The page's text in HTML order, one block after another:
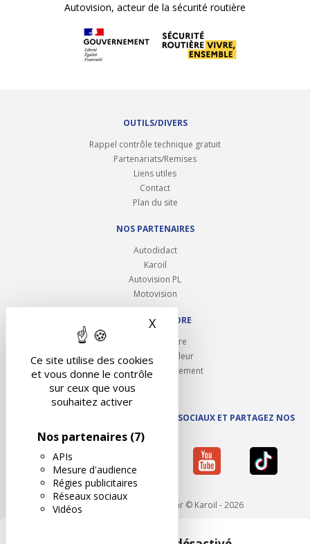
Ce site utilise des cookies
et vous donne le contrôle
sur ceux que vous
souhaitez activer
Nos partenaires (7)
APIs
Mesure d'audience
Régies publicitaires
Réseaux sociaux
Vidéos
X Masquer le bandeau des
Autovision, acteur de la sécurité routière
OUTILS/DIVERS
Rappel contrôle technique gratuit
Partenariats/Remises
Liens utiles
Contact
Plan du site
NOS PARTENAIRES
Autodidact
Karoil
Autovision PL
Motovision
NOUS REJOINDRE
Ouvrir un centre
Devenez contrôleur
Carrières et recrutement
SUIVEZ AUTOVISION SUR LES RÉSEAUX SOCIAUX ET PARTAGEZ NOS
ACTUS
Mentions légales - Réalisé par © Karoil - 2026